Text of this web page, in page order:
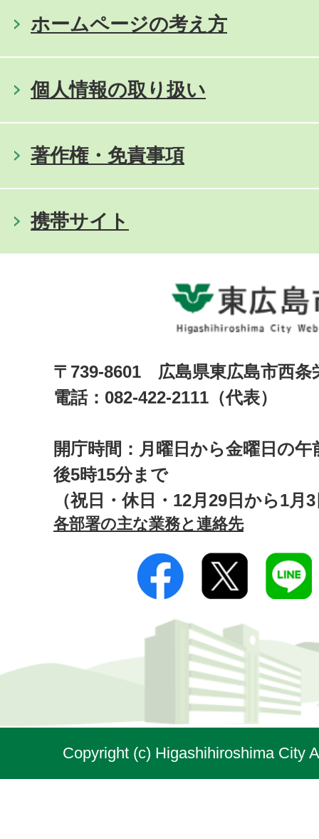
ホームページの考え方
個人情報の取り扱い
著作権・免責事項
携帯サイト
〒739-8601 広島県東広島市西
電話：082-422-2111（代表）
開庁時間：月曜日から金曜日の午
後5時15分まで
（祝日・休日・12月29日から1月
各部署の主な業務と連絡先
Copyright (c) Higashihiroshima City